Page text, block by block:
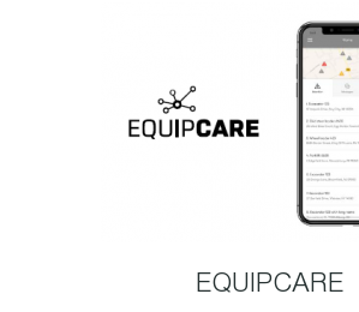
EQUIPCARE